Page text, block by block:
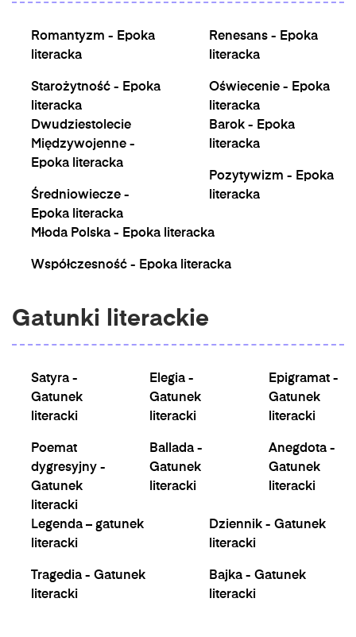
Romantyzm - Epoka
literacka
Starożytność - Epoka
literacka
Renesans - Epoka
literacka
Oświecenie - Epoka
literacka
Dwudziestolecie
Międzywojenne -
Epoka literacka
Średniowiecze -
Epoka literacka
Barok - Epoka
literacka
Pozytywizm - Epoka
literacka
Młoda Polska - Epoka literacka
Współczesność - Epoka literacka
Gatunki literackie
Satyra -
Gatunek
literacki
Poemat
dygresyjny -
Gatunek
literacki
Elegia -
Gatunek
literacki
Ballada -
Gatunek
literacki
Epigramat -
Gatunek
literacki
Anegdota -
Gatunek
literacki
Legenda – gatunek
literacki
Tragedia - Gatunek
literacki
Dziennik - Gatunek
literacki
Bajka - Gatunek
literacki